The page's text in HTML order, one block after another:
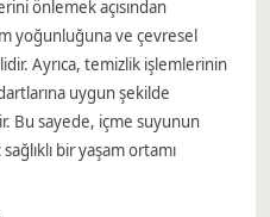
önlemek açısından
yoğunluğuna ve çevresel
Ayrıca, temizlik işlemlerinin
uygun şekilde
Bu sayede, içme suyunun
bir yaşam ortamı